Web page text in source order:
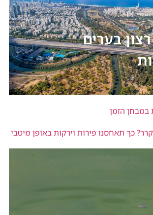
בערים
במבחן הזמן
כך תאחסנו פירות